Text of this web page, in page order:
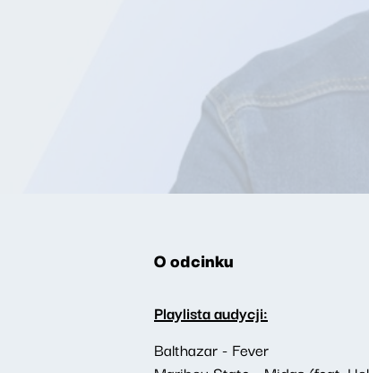
O odcinku
Playlista audycji:
Balthazar - Fever